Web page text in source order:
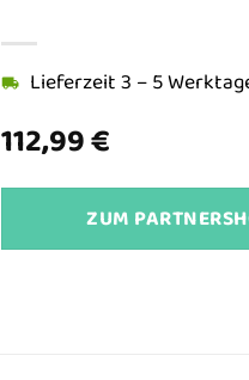
112,99€
Lieferzeit 3 – 5
ZUM